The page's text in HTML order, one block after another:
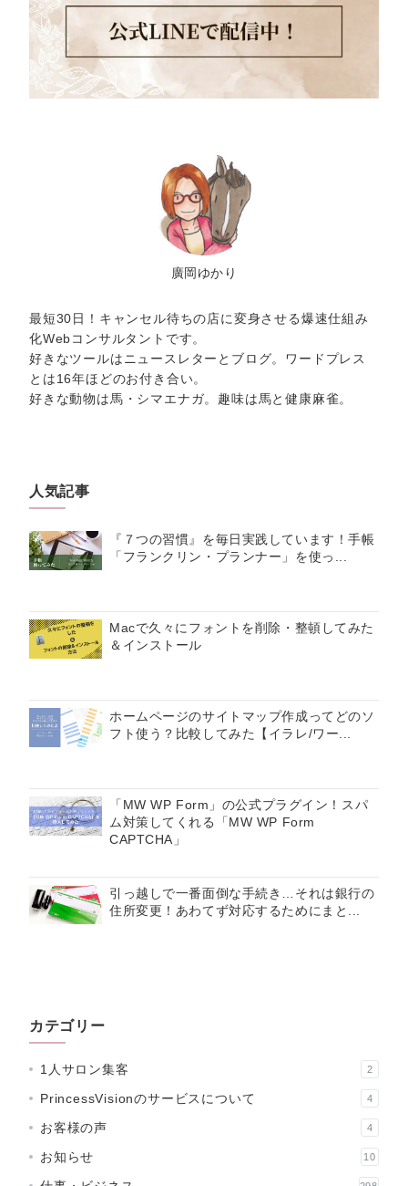
廣岡ゆかり
最短30日！キャンセル待ちの店に変身させる爆速仕組み
化Webコンサルタントです。
好きなツールはニュースレターとブログ。ワードプレス
とは16年ほどのお付き合い。
好きな動物は馬・シマエナガ。趣味は馬と健康麻雀。
人気記事
『７つの習慣』を毎日実践しています！手帳
「フランクリン・プランナー」を使っ...
Macで久々にフォントを削除・整頓してみた
＆インストール
ホームページのサイトマップ作成ってどのソ
フト使う？比較してみた【イラレ/ワー...
「MW WP Form」の公式プラグイン！スパ
ム対策してくれる「MW WP Form
CAPTCHA」
引っ越しで一番面倒な手続き…それは銀行の
住所変更！あわてず対応するためにまと...
カテゴリー
1人サロン集客 2
PrincessVisionのサービスについて 4
お客様の声 4
お知らせ 10